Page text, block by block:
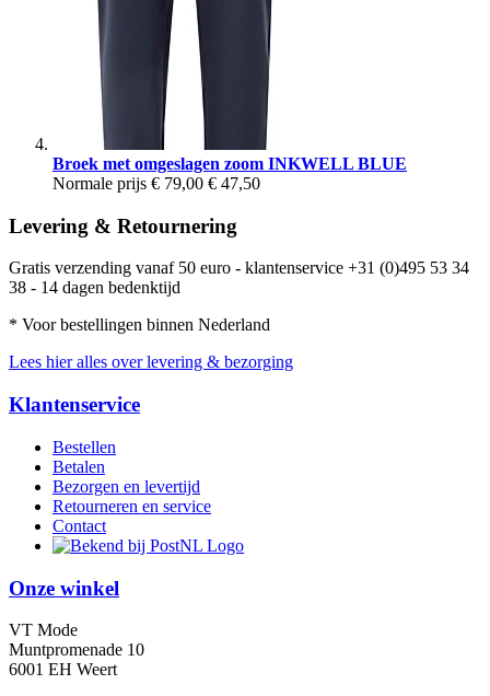
Broek met omgeslagen zoom INKWELL BLUE
Normale prijs € 79,00 € 47,50
Levering & Retournering
Gratis verzending vanaf 50 euro - klantenservice +31 (0)495 53 34
38 - 14 dagen bedenktijd
* Voor bestellingen binnen Nederland
Lees hier alles over levering & bezorging
Klantenservice
Bestellen
Betalen
Bezorgen en levertijd
Retourneren en service
Contact
Onze winkel
VT Mode
Muntpromenade 10
6001 EH Weert